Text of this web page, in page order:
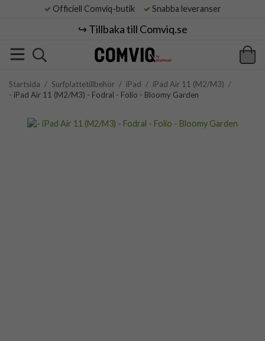
Officiell Comviq-butik Snabba leveranser
↪️ Tillbaka till Comviq.se
Startsida / Surfplattetillbehör / iPad / iPad Air 11 (M2/M3) /
- iPad Air 11 (M2/M3) - Fodral - Folio - Bloomy Garden